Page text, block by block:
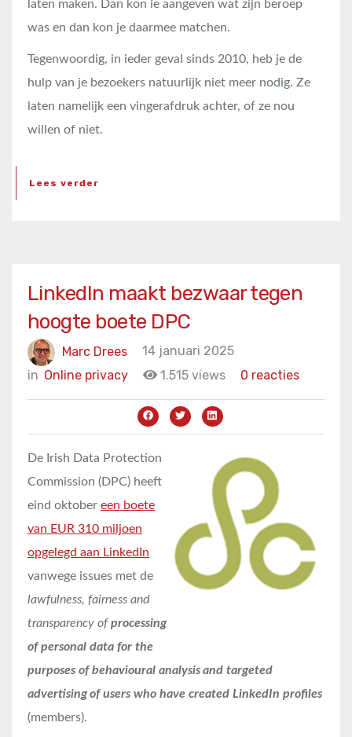
laten maken. Dan kon ie aangeven wat zijn beroep
was en dan kon je daarmee matchen.
Tegenwoordig, in ieder geval sinds 2010, heb je de
hulp van je bezoekers natuurlijk niet meer nodig. Ze
laten namelijk een vingerafdruk achter, of ze nou
willen of niet.
Lees verder
LinkedIn maakt bezwaar tegen
hoogte boete DPC
Marc Drees
14 januari 2025
in Online privacy 1.515 views 0 reacties
De Irish Data Protection
Commission (DPC) heeft
eind oktober een boete
van EUR 310 miljoen
opgelegd aan LinkedIn
vanwege issues met de
lawfulness, fairness and
transparency ofprocessing
of personal data for the
purposes of behavioural analysisand targeted
advertisingof users who have created LinkedIn profiles
(members).